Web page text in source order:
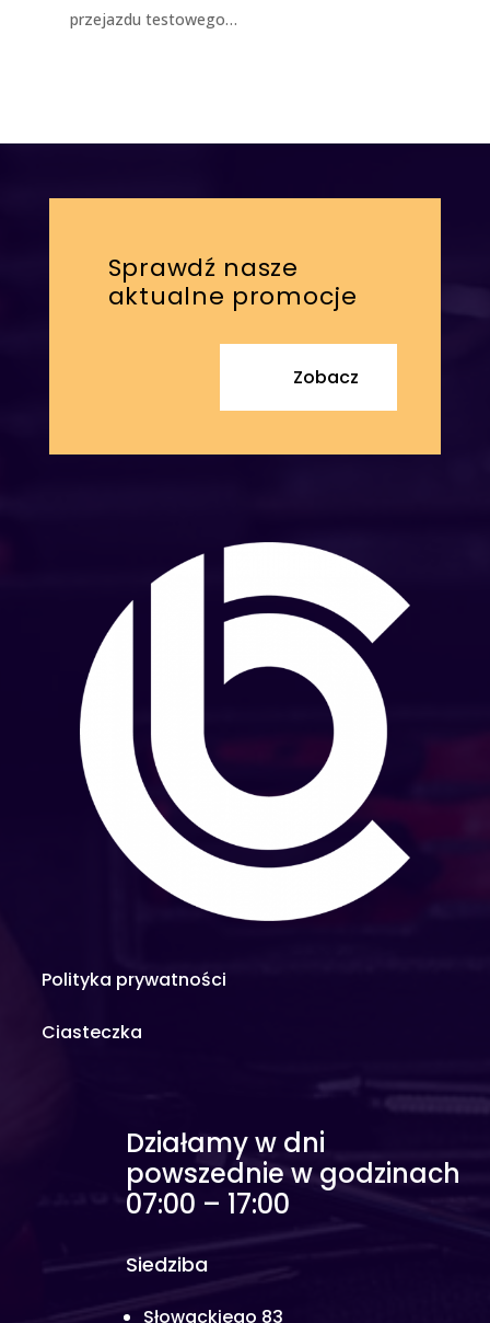
przejazdu testowego…
Sprawdź nasze
aktualne promocje
Zobacz
Polityka prywatności
Ciasteczka
Działamy w dni
powszednie w godzinach
07:00 – 17:00
Siedziba
Słowackiego 83